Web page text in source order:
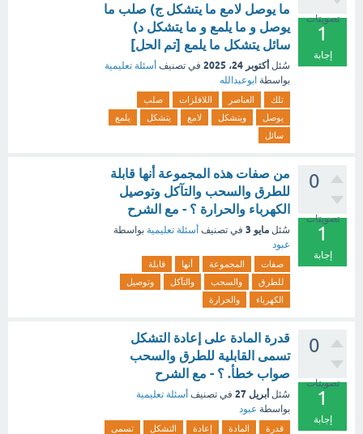
تصويتات
1
إجابة
ما يوصل لامع ما يتشكل ج) صلب ما
يوصل و ما يلمع و ما يتشكل د)
سائل يتشكل ما يلمع [تم الحل]
سُئل أكتوبر 24، 2025 في تصنيف أسئلة تعليمية
بواسطة ابوعبدالله
تلك العناصر اللافلزات
صلب
يوصل
ويتشكل لامع يتشكل
يلمع
سائل
0
تصويتات
1
إجابة
من صفات هذه المجموعة أنها قابلة
للطرق والسحب والتآكل وتوصيل
الكهرباء والحرارة ؟ - مع الشرح
سُئل مايو 3 في تصنيف أسئلة تعليمية بواسطة
عبود
صفات المجموعة أنها
قابلة
للطرق
والسحب والتآكل
وتوصيل
الكهرباء
والحرارة
0
تصويتات
1
إجابة
قدرة المادة على إعادة التشكل
تسمى القابلية للطرق والسحب
صواب خطأ. ؟ - مع الشرح
سُئل أبريل 27 في تصنيف أسئلة تعليمية
بواسطة عبود
قدرة المادة إعادة التشكل
تسمى